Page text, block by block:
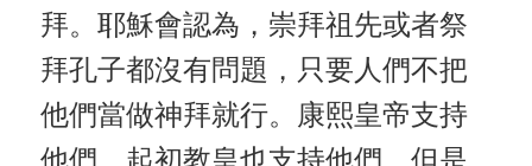
拜。耶穌會認為，崇拜祖先或者祭
拜孔子都沒有問題，只要人們不把
他們當做神拜就行。康熙皇帝支持